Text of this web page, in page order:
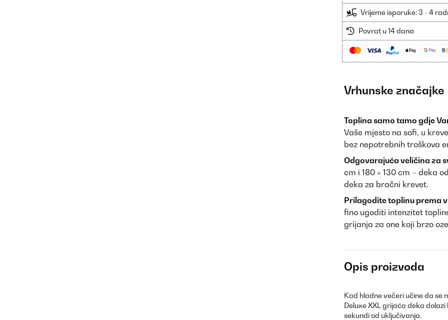
Vrijeme isporuke: 3 - 4
Povrat u 14 dana
Vrhunske značajke
Toplina samo tamo gdje
Vaše mjesto na sofi, u
bez nepotrebnih troškova
Odgovarajuća veličina za
cm i 180 × 130 cm – deka
deka za bračni krevet.
Prilagodite toplinu prema
fino ugoditi intenzitet
grijanja za one koji brzo
Opis proizvoda
Kad hladne večeri učine da se
Deluxe XXL grijaća deka
sekundi od uključivanja.